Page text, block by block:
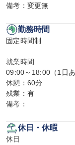
備考：変更無
勤務時間
固定時間制
就業時間
09:00～18:00（1日
休憩：60分
残業：有
備考：
休日・休暇
休日